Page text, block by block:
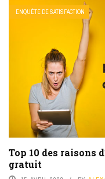
ENQUÊTE DE SATISFACTION
Top 10 des raisons
gratuit